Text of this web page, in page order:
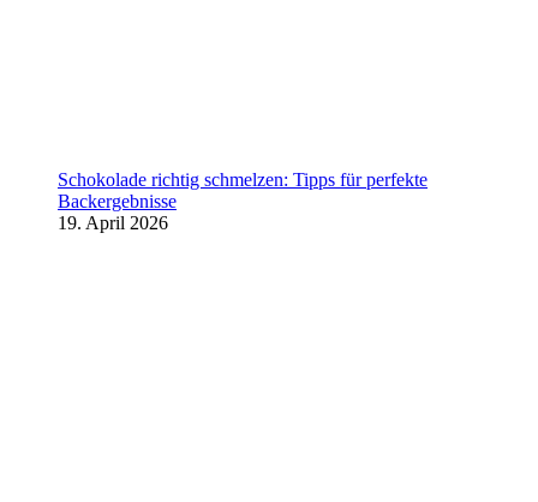
Schokolade richtig schmelzen: Tipps für perfekte
Backergebnisse
19. April 2026